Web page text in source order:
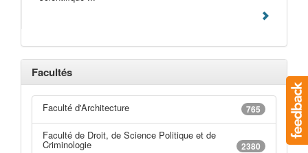
Facultés
Faculté d'Architecture 765
Faculté de Droit, de Science Politique et de
Criminologie 2380